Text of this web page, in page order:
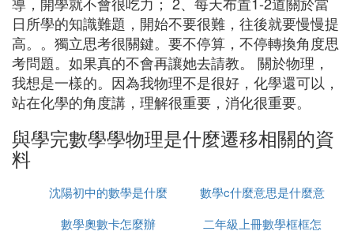
日所學的知識難題，開始不要很難，往後就要慢慢提
高。。獨立思考很關鍵。要不停算，不停轉換角度思
考問題。如果真的不會再讓她去請教。 關於物理，
我想是一樣的。因為我物理不是很好，化學還可以，
站在化學的角度講，理解很重要，消化很重要。
與學完數學學物理是什麼遷移相關的資
料
沈陽初中的數學是什麼
版本的
數學c什麼意思是什麼意
思是什麼
數學奧數卡怎麼辦
二年級上冊數學框框怎